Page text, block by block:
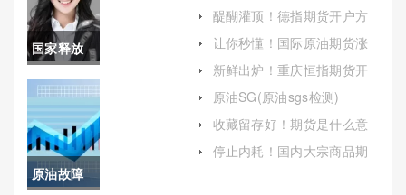
国家释放
原油储备
(中国释放
国家储备
原油)
原油故障
醍醐灌顶！德指期货开户方
让你秒懂！国际原油期货涨
历史表图)
新鲜出炉！重庆恒指期货开
原油SG(原油sgs检测)
收藏留存好！期货是什么意
和投资目标)
停止内耗！国内大宗商品期